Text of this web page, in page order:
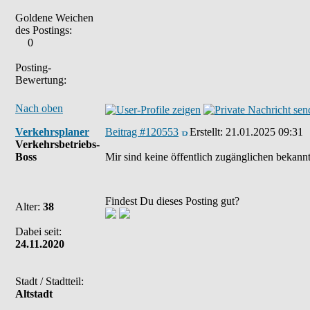
Goldene Weichen
des Postings:
0
Posting-
Bewertung:
Nach oben
Verkehrsplaner
Verkehrsbetriebs-
Boss
Alter: 38
Dabei seit:
24.11.2020
Stadt / Stadtteil:
Altstadt
Beitrag #120553 Erstellt: 21.01.2025 09:31
Mir sind keine öffentlich zugänglichen
Findest Du dieses Posting gut?